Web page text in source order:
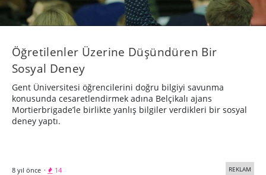
Öğretilenler Üzerine Düşündüren Bir
Sosyal Deney
Gent Üniversitesi öğrencilerini doğru bilgiyi savunma
konusunda cesaretlendirmek adına Belçikalı ajans
Mortierbrigade’le birlikte yanlış bilgiler verdikleri bir sosyal
deney yaptı.
8 yıl önce · 14 REKLAM